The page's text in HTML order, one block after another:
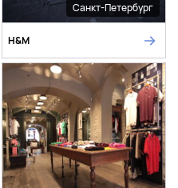
Санкт-Петербург
H&M